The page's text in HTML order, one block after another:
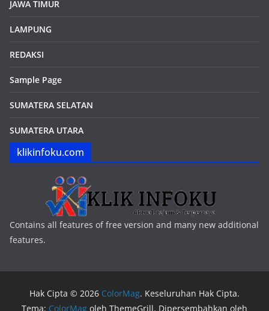
JAWA TIMUR
LAMPUNG
REDAKSI
Sample Page
SUMATERA SELATAN
SUMATERA UTARA
klikinfoku.com
Contains all features of free version and many new additional
features.
Hak Cipta © 2026 ColorMag. Keseluruhan Hak Cipta.
Tema: ColorMag oleh ThemeGrill. Dipersembahkan oleh